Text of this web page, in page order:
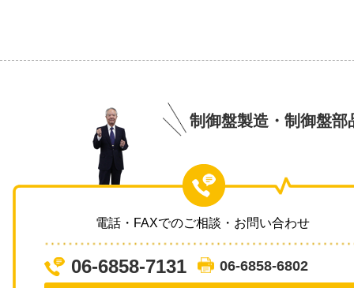
制御盤製造・制御盤
電話・FAXでのご相談・お問い合わせ
06-6858-7131 06-6858-6802